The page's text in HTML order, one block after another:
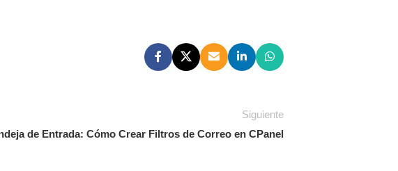
Siguiente
de Entrada: Cómo Crear Filtros de Correo en CPanel